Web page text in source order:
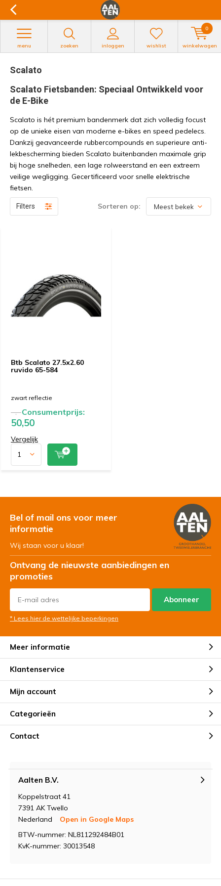
zoeken inloggen
menu wishlist winkelwagen
0
Scalato
Scalato Fietsbanden: Speciaal Ontwikkeld voor
de E-Bike
Scalato is hét premium bandenmerk dat zich volledig focust
op de unieke eisen van moderne e-bikes en speed pedelecs.
Dankzij geavanceerde rubbercompounds en superieure anti-
lekbescherming bieden Scalato buitenbanden maximale grip
bij hoge snelheden, een lage rolweerstand en een extreem
veilige wegligging. Gecertificeerd voor snelle elektrische
fietsen.
Filters Sorteren op:
Btb Scalato 27.5x2.60
ruvido 65-584
zwart reflectie
--,--Consumentprijs:
50,50
Vergelijk
Bel of mail ons voor meer
informatie
Wij staan voor u klaar!
Ontvang de nieuwste aanbiedingen en
promoties
Abonneer
* Lees hier de wettelijke beperkingen
Meer informatie
Klantenservice
Mijn account
Categorieën
Contact
Aalten B.V.
Koppelstraat 41
7391 AK Twello
Nederland
Open in Google Maps
BTW-nummer: NL811292484B01
KvK-nummer: 30013548